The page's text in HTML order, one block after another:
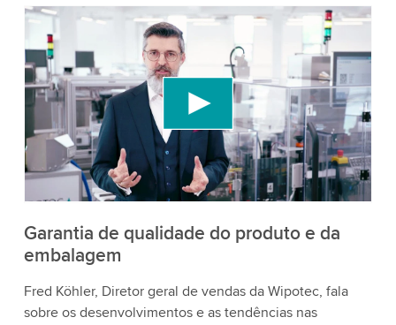
Precisamos do seu consentimento para
carregar o serviço de vídeo do YouTube!
Utilizamos um serviço de terceiros para incorporar
conteúdo de vídeo que pode coletar dados sobre
sua atividade. Por favor, reveja os detalhes e
aceite o serviço para assistir a este vídeo.
Aceitar Mais informações
Garantia de qualidade do produto e da
embalagem
Fred Köhler, Diretor geral de vendas da Wipotec, fala
sobre os desenvolvimentos e as tendências nas